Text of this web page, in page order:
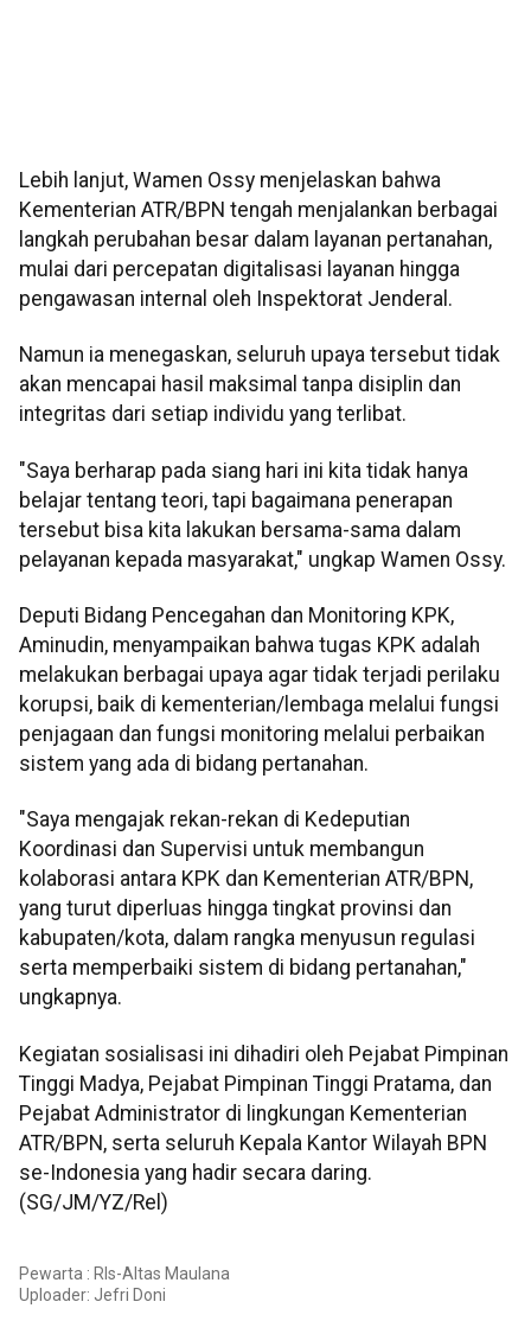
Lebih lanjut, Wamen Ossy menjelaskan bahwa
Kementerian ATR/BPN tengah menjalankan berbagai
langkah perubahan besar dalam layanan pertanahan,
mulai dari percepatan digitalisasi layanan hingga
pengawasan internal oleh Inspektorat Jenderal.
Namun ia menegaskan, seluruh upaya tersebut tidak
akan mencapai hasil maksimal tanpa disiplin dan
integritas dari setiap individu yang terlibat.
"Saya berharap pada siang hari ini kita tidak hanya
belajar tentang teori, tapi bagaimana penerapan
tersebut bisa kita lakukan bersama-sama dalam
pelayanan kepada masyarakat," ungkap Wamen Ossy.
Deputi Bidang Pencegahan dan Monitoring KPK,
Aminudin, menyampaikan bahwa tugas KPK adalah
melakukan berbagai upaya agar tidak terjadi perilaku
korupsi, baik di kementerian/lembaga melalui fungsi
penjagaan dan fungsi monitoring melalui perbaikan
sistem yang ada di bidang pertanahan.
"Saya mengajak rekan-rekan di Kedeputian
Koordinasi dan Supervisi untuk membangun
kolaborasi antara KPK dan Kementerian ATR/BPN,
yang turut diperluas hingga tingkat provinsi dan
kabupaten/kota, dalam rangka menyusun regulasi
serta memperbaiki sistem di bidang pertanahan,"
ungkapnya.
Kegiatan sosialisasi ini dihadiri oleh Pejabat Pimpinan
Tinggi Madya, Pejabat Pimpinan Tinggi Pratama, dan
Pejabat Administrator di lingkungan Kementerian
ATR/BPN, serta seluruh Kepala Kantor Wilayah BPN
se-Indonesia yang hadir secara daring.
(SG/JM/YZ/Rel)
Pewarta : Rls-Altas Maulana
Uploader: Jefri Doni